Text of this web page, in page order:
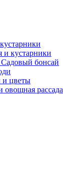
и кустарники
бонсай
и цветы
рассада